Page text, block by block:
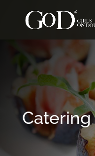
Catering